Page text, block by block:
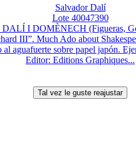
Salvador Dalí
Lote 40047390
I DOMÈNECH (Figueras,
III”. Much Ado about
al aguafuerte sobre papel japón.
Editor: Editions Graphiques...